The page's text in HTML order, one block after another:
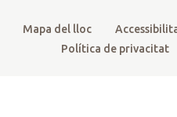
Mapa del lloc
Política de privacitat